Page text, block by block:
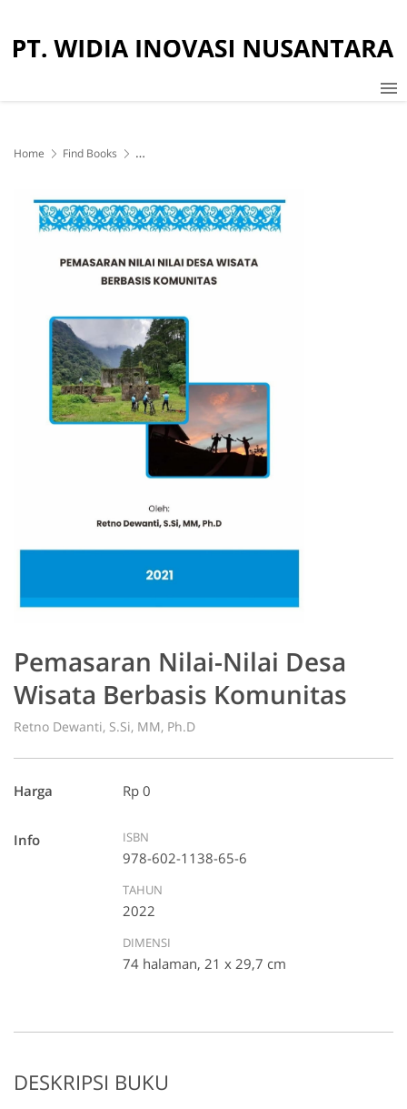
Home
Find Books
Pemasaran Nilai-Nilai Desa
Wisata Berbasis Komunitas
Retno Dewanti, S.Si, MM, Ph.D
Harga Rp 0
Info ISBN
978-602-1138-65-6
TAHUN
2022
DIMENSI
74 halaman, 21 x 29,7 cm
DESKRIPSI BUKU